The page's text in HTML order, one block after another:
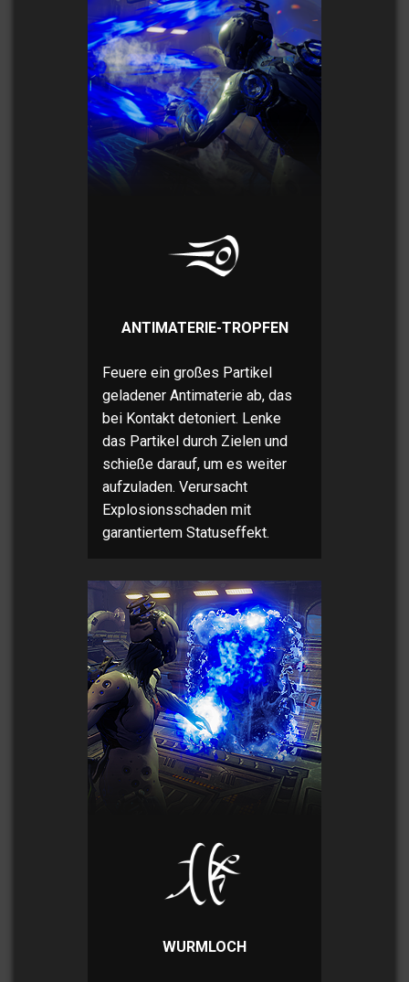
ANTIMATERIE-TROPFEN
Feuere ein großes Partikel
geladener Antimaterie ab, das
bei Kontakt detoniert. Lenke
das Partikel durch Zielen und
schieße darauf, um es weiter
aufzuladen. Verursacht
Explosionsschaden mit
garantiertem Statuseffekt.
WURMLOCH